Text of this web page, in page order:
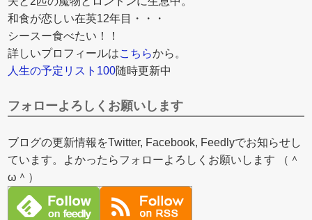
和食が恋しい在英12年目・・・
シースー食べたい！！
詳しいプロフィールはこちらから。
人生の予定リスト100随時更新中
フォローよろしくお願いします
ブログの更新情報をTwitter, Facebook, Feedlyでお知らせし
ています。よかったらフォローよろしくお願いします （＾
ω＾）